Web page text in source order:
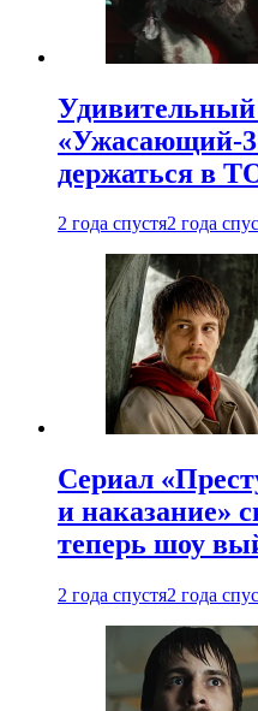
«Ужасающий-
держаться в
2 года спустя2 года
Сериал
и наказание»
теперь шоу
2 года спустя2 года